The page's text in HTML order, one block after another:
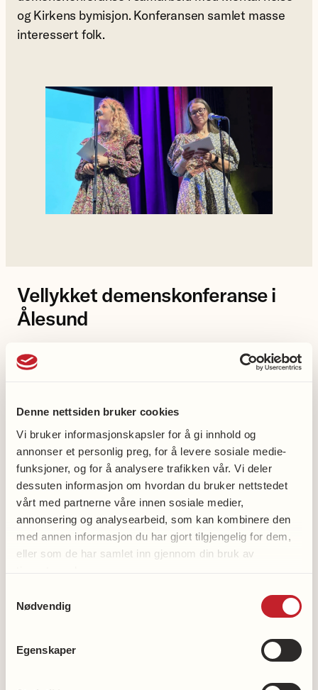
Denne nettsiden bruker cookies
Vi bruker informasjonskapsler for å gi innhold og
annonser et personlig preg, for å levere sosiale medie-
funksjoner, og for å analysere trafikken vår. Vi deler
dessuten informasjon om hvordan du bruker nettstedet
vårt med partnerne våre innen sosiale medier,
annonsering og analysearbeid, som kan kombinere den
med annen informasjon du har gjort tilgjengelig for dem,
eller som de har samlet inn gjennom din bruk av
Nødvendig
Egenskaper
og Kirkens bymisjon. Konferansen samlet masse
interessert folk.
Vellykket demenskonferanse i
Ålesund
Konferansen ble åpnet med Demenskoret i
Ålesund til stor applaus før komikeren Terje
Terje og kona til Eivind fikk en demenssykdom i
tidlig alder. Eivind og Terje delte stort og smått med
publikum og fortalte en sterk historie som grep
publikum.
Konferansen hadde og så foredrag fra dyktige
fagfolk som snakket om hva som skjer i hjernen når
man får en demenssykdom og hva kommunen kan
bidra med overfor personer med demens og deres
pårørendeskole.
Annette Haugen og Vibeke Jannicke Nygård